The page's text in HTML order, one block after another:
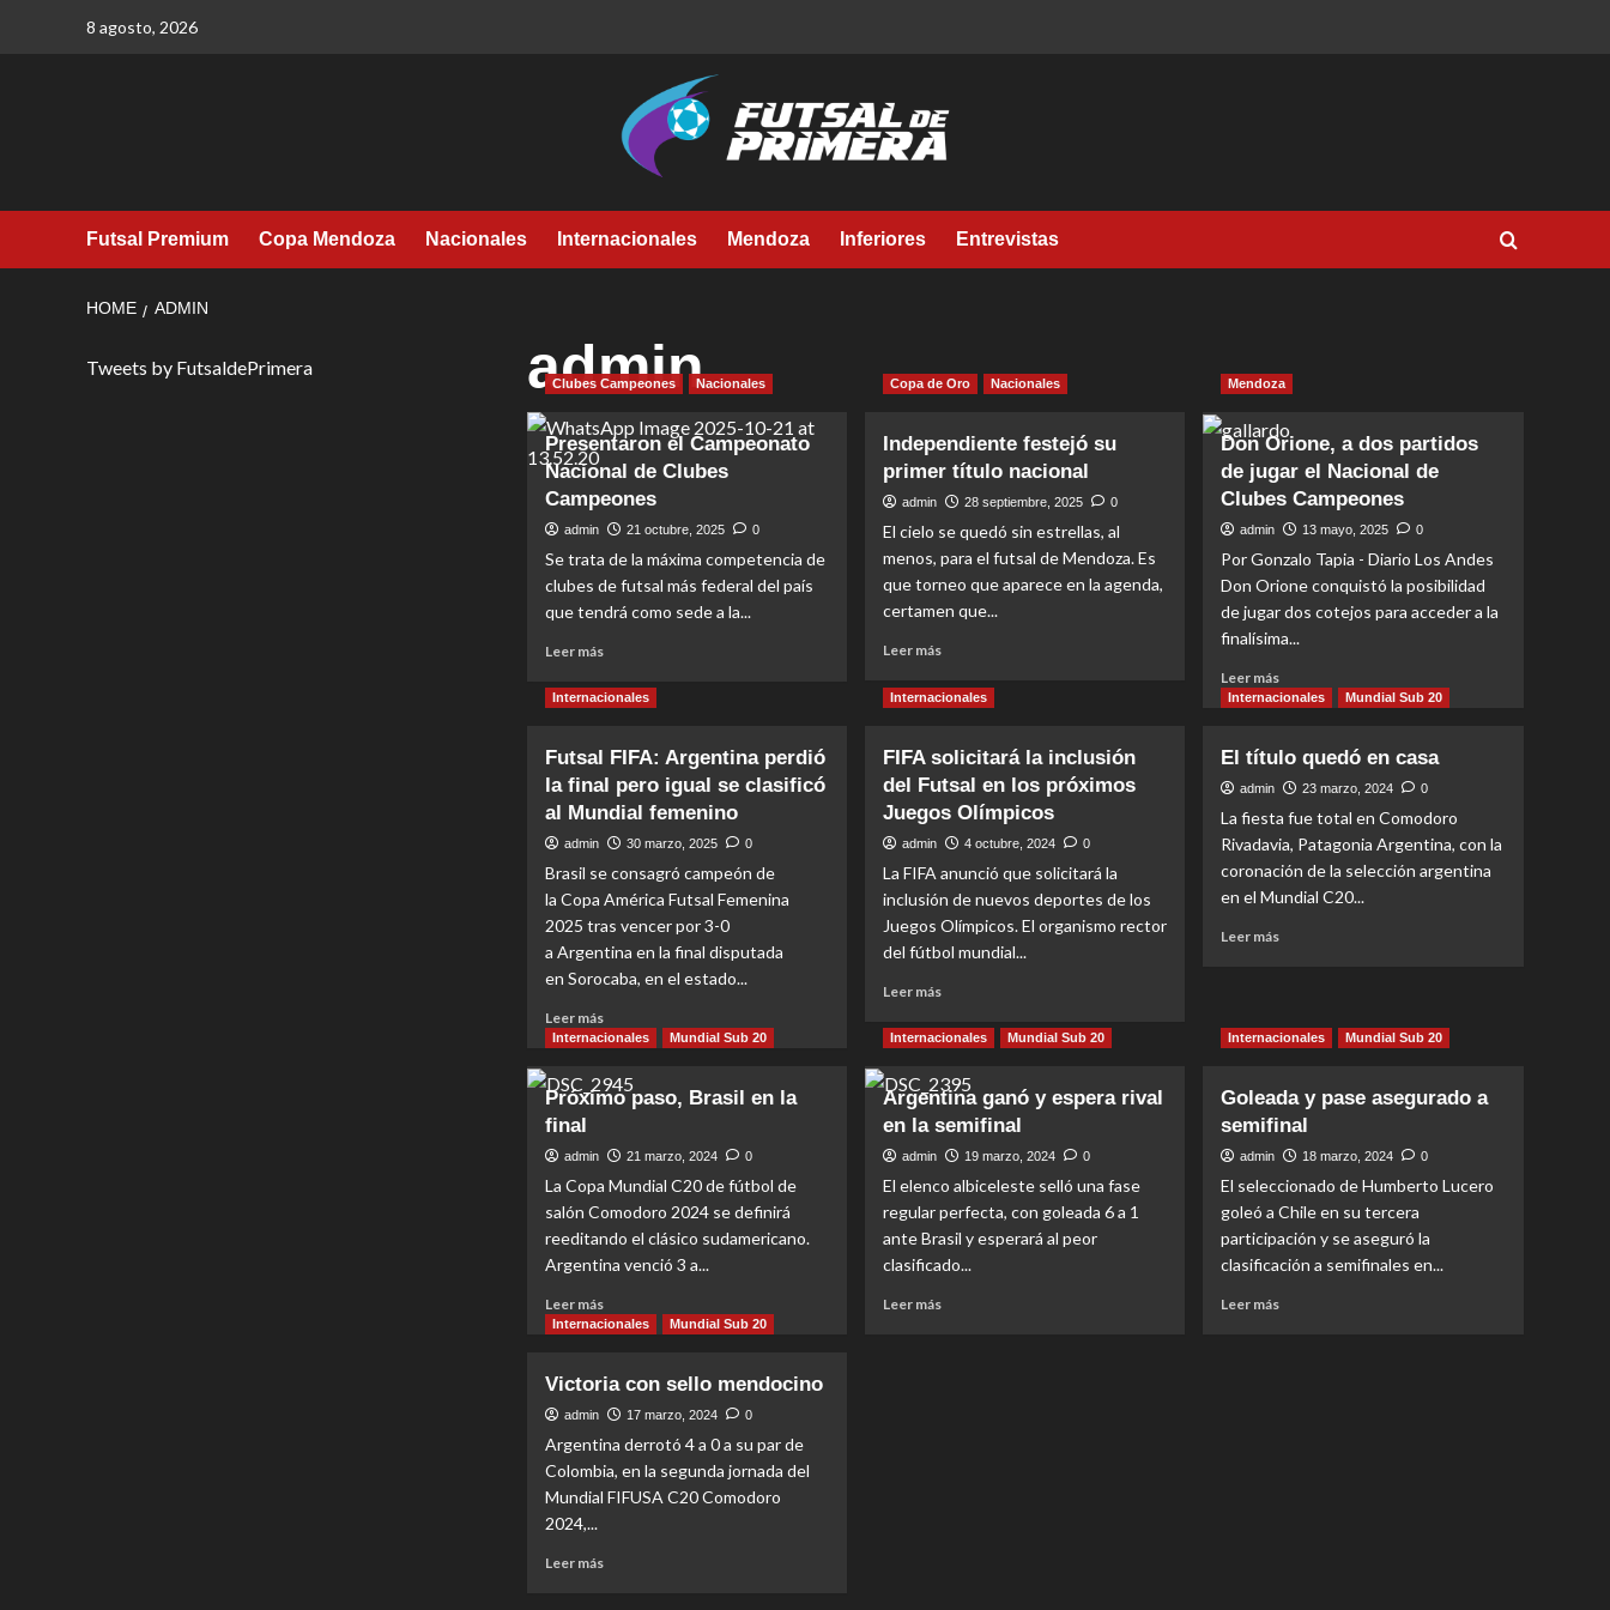
8 agosto, 2026
Futsal Premium Copa Mendoza Nacionales Internacionales Mendoza Inferiores Entrevistas
HOME ADMIN
admin
Clubes Campeones Nacionales
Presentaron el Campeonato
Nacional de Clubes
Campeones
admin 21 octubre, 2025 0
Se trata de la máxima competencia de
clubes de futsal más federal del país
que tendrá como sede a la...
Leer másRead
about
Campeonato
Nacional
de
Campeones
Copa de Oro Nacionales
Independiente festejó su
primer título nacional
admin 28 septiembre, 2025 0
El cielo se quedó sin estrellas, al
menos, para el futsal de Mendoza. Es
que torneo que aparece en la agenda,
certamen que...
Leer másRead
about
su
primer
título
Mendoza
Don Orione, a dos partidos
de jugar el Nacional de
Clubes Campeones
admin 13 mayo, 2025 0
Por Gonzalo Tapia - Diario Los Andes
Don Orione conquistó la posibilidad
de jugar dos cotejos para acceder a la
finalísima...
Leer más
more
Orione,
a
dos
de
jugar
el
Internacionales
Futsal FIFA: Argentina perdió
la final pero igual se clasificó
al Mundial femenino
admin 30 marzo, 2025 0
Brasil se consagró campeón de
la Copa América Futsal Femenina
2025 tras vencer por 3-0
a Argentina en la final disputada
en Sorocaba, en el estado...
Leer másRead
more
Futsal
FIFA:
perdió
final
pero
igual
se
al
Mundial
Internacionales
FIFA solicitará la inclusión
del Futsal en los próximos
Juegos Olímpicos
admin 4 octubre, 2024 0
La FIFA anunció que solicitará la
inclusión de nuevos deportes de los
Juegos Olímpicos. El organismo rector
del fútbol mundial...
Leer másRead
about
solicitará
la
inclusión
del
en
los
próximos
Juegos
Internacionales Mundial Sub 20
El título quedó en casa
admin 23 marzo, 2024 0
La fiesta fue total en Comodoro
Rivadavia, Patagonia Argentina, con la
coronación de la selección argentina
en el Mundial C20...
Leer más
título
quedó
casa
Internacionales Mundial Sub 20
Próximo paso, Brasil en la
final
admin 21 marzo, 2024 0
La Copa Mundial C20 de fútbol de
salón Comodoro 2024 se definirá
reeditando el clásico sudamericano.
Argentina venció 3 a...
Leer másRead
more
paso,
Brasil
en
final
Internacionales Mundial Sub 20
Argentina ganó y espera rival
en la semifinal
admin 19 marzo, 2024 0
El elenco albiceleste selló una fase
regular perfecta, con goleada 6 a 1
ante Brasil y esperará al peor
clasificado...
Leer másRead
Internacionales Mundial Sub 20
Goleada y pase asegurado a
semifinal
admin 18 marzo, 2024 0
El seleccionado de Humberto Lucero
goleó a Chile en su tercera
participación y se aseguró la
clasificación a semifinales en...
Leer más
Internacionales Mundial Sub 20
Victoria con sello mendocino
admin 17 marzo, 2024 0
Argentina derrotó 4 a 0 a su par de
Colombia, en la segunda jornada del
Mundial FIFUSA C20 Comodoro
2024,...
Leer másRead
Tweets by FutsaldePrimera